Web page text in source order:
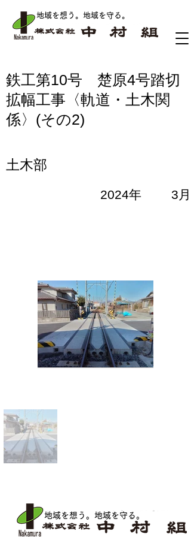
地域を想う。地域を守る 。
鉄工第10号 楚原4号踏切
拡幅工事〈軌道・土木関
係〉(その2)
土木部
2024年 3月
地域を想う。地域を守る 。